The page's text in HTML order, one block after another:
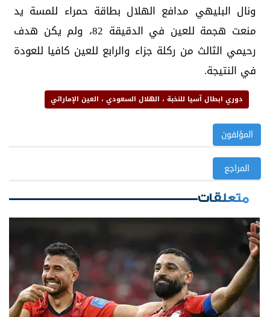
ونال البليهي مدافع الهلال بطاقة حمراء للمسة يد
منعت هجمة للعين في الدقيقة 82، ولم يكن هدف
رحيمي الثالث من ركلة جزاء والرابع للعين كافيا للعودة
في النتيجة.
دوري ابطال آسيا للنخبة ، الهلال السعودي ، العين الإماراتي
المؤلفون
المراجع
متعلقات